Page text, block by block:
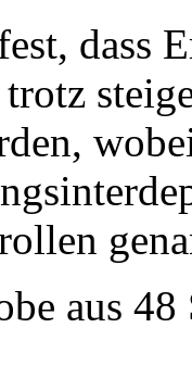
dass
aus